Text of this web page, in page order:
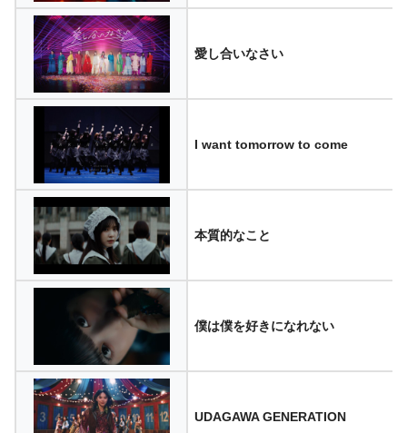
愛し合いなさい
I want tomorrow to come
本質的なこと
僕は僕を好きになれない
UDAGAWA GENERATION